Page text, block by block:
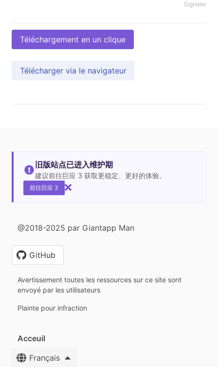
Signaler
Téléchargement en un clique
Télécharger via le navigateur
旧版站点已进入维护期
建议前往巨应 3 获取更稳定、更好的体验。
前往巨应 3
@2018-2025 par Giantapp Man
GitHub
Avertissement toutes les ressources sur ce site sont
envoyé par les utilisateurs
Plainte pour infraction
Acceuil
Français